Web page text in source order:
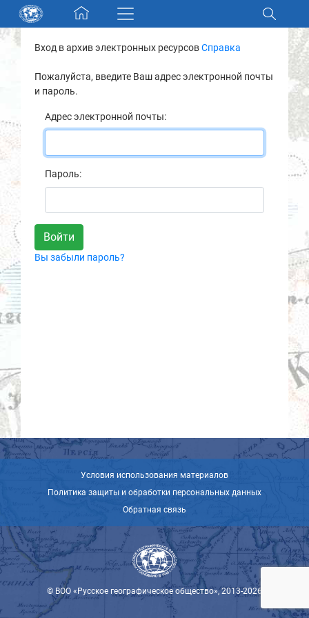
Skip navigation
Разделы и коллекции
Электронный каталог
Новости
О нас
Контакты
Партнеры
Вход в архив электронных ресурсовСправка
Пожалуйста, введите Ваш адрес электронной почты
и пароль.
Адрес электронной почты:
Пароль:
Вы забыли пароль?
Условия использования материалов
Политика защиты и обработки персональных данных
Обратная связь
© ВОО «Русское географическое общество», 2013-2026